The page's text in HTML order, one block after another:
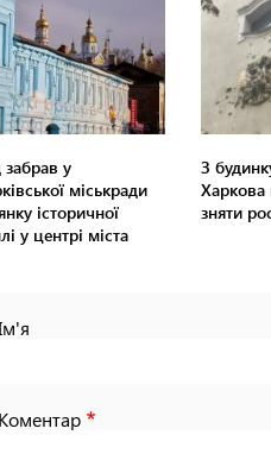
забрав у
міськради
історичної
у центрі міста
З
зняти
Коментар